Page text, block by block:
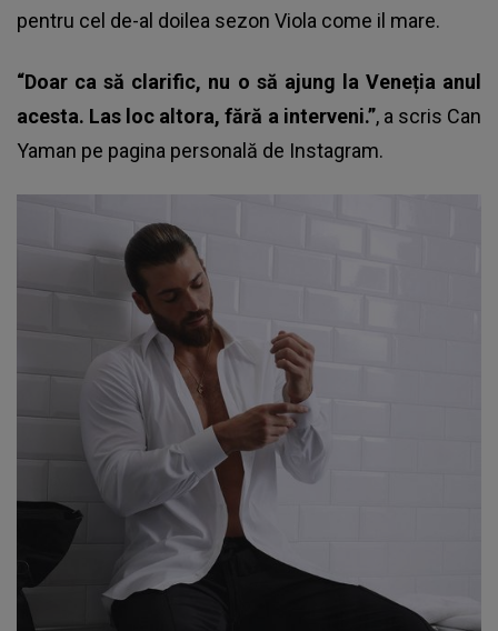
pentru cel de-al doilea sezon Viola come il mare.
“Doar ca să clarific, nu o să ajung la Veneția anul
acesta. Las loc altora, fără a interveni.”, a scris Can
Yaman pe pagina personală de Instagram.